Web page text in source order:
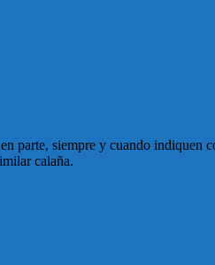
parte, siempre y cuando indiquen
calaña.